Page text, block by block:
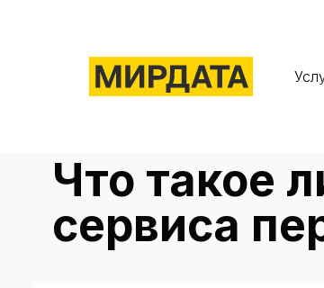
Что такое
сервиса